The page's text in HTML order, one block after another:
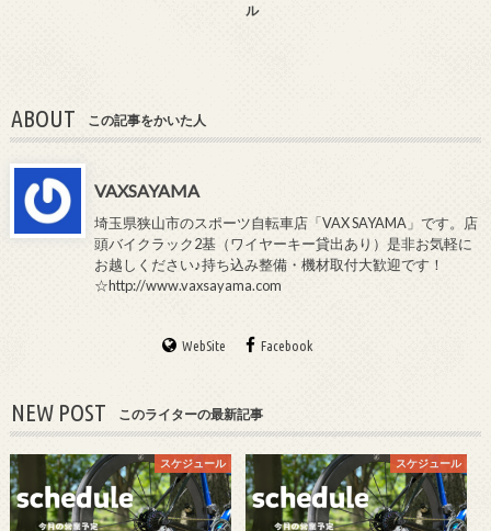
ル
ABOUT この記事をかいた人
VAXSAYAMA
埼玉県狭山市のスポーツ自転車店「VAX SAYAMA」です。店
頭バイクラック2基（ワイヤーキー貸出あり）是非お気軽に
お越しください♪持ち込み整備・機材取付大歓迎です！
☆http://www.vaxsayama.com
WebSite Facebook
NEW POST このライターの最新記事
スケジュール スケジュール